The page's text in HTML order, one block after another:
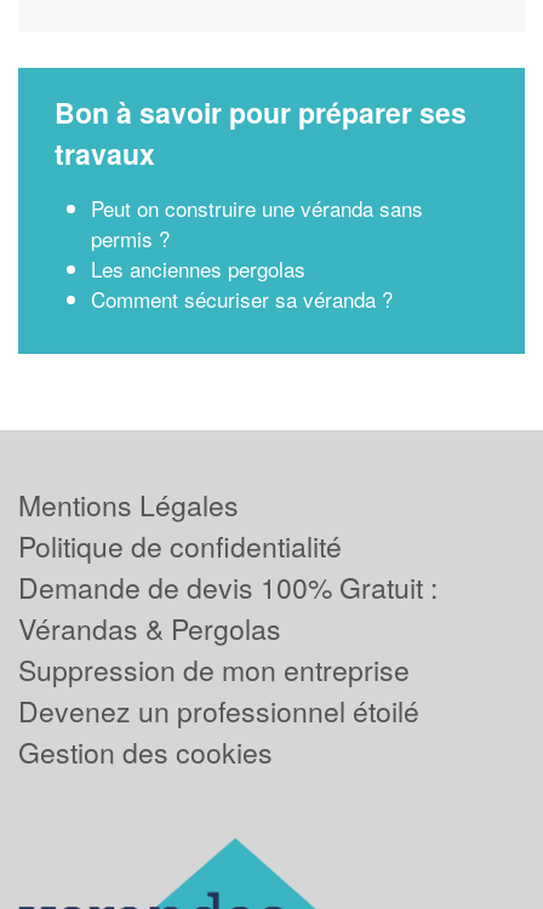
Bon à savoir pour préparer ses
travaux
Peut on construire une véranda sans
permis ?
Les anciennes pergolas
Comment sécuriser sa véranda ?
Mentions Légales
Politique de confidentialité
Demande de devis 100% Gratuit :
Vérandas & Pergolas
Suppression de mon entreprise
Devenez un professionnel étoilé
Gestion des cookies